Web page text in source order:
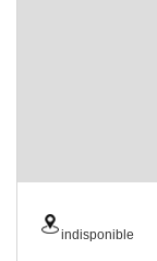
indisponible